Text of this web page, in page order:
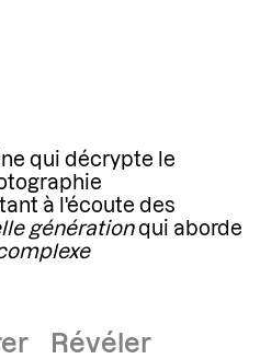
qui décrypte le
à l'écoute des
générationqui aborde
Révéler